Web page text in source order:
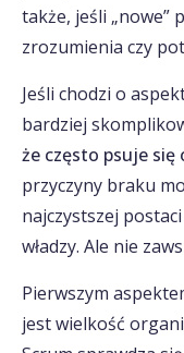
także, jeśli „nowe”
zrozumienia czy
Jeśli chodzi o
bardziej
że często psuje się
przyczyny braku
najczystszej
władzy. Ale nie
Pierwszym
jest wielkość